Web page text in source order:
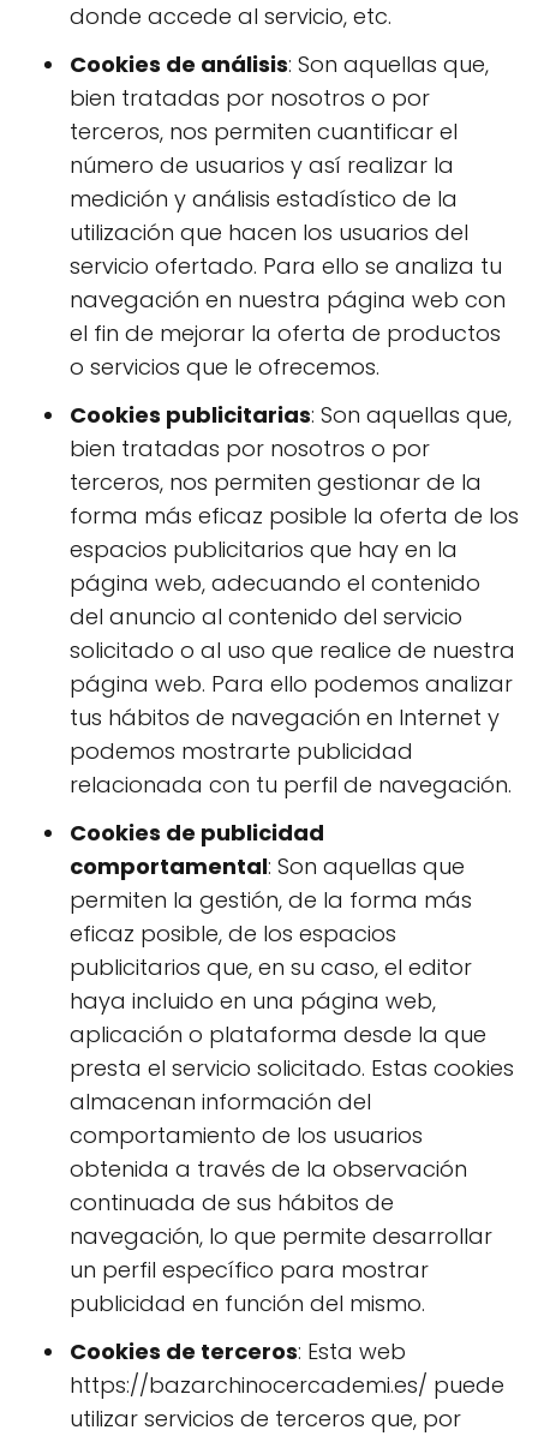
donde accede al servicio, etc.
Cookies de análisis: Son aquellas que,
bien tratadas por nosotros o por
terceros, nos permiten cuantificar el
número de usuarios y así realizar la
medición y análisis estadístico de la
utilización que hacen los usuarios del
servicio ofertado. Para ello se analiza tu
navegación en nuestra página web con
el fin de mejorar la oferta de productos
o servicios que le ofrecemos.
Cookies publicitarias: Son aquellas que,
bien tratadas por nosotros o por
terceros, nos permiten gestionar de la
forma más eficaz posible la oferta de los
espacios publicitarios que hay en la
página web, adecuando el contenido
del anuncio al contenido del servicio
solicitado o al uso que realice de nuestra
página web. Para ello podemos analizar
tus hábitos de navegación en Internet y
podemos mostrarte publicidad
relacionada con tu perfil de navegación.
Cookies de publicidad
comportamental: Son aquellas que
permiten la gestión, de la forma más
eficaz posible, de los espacios
publicitarios que, en su caso, el editor
haya incluido en una página web,
aplicación o plataforma desde la que
presta el servicio solicitado. Estas cookies
almacenan información del
comportamiento de los usuarios
obtenida a través de la observación
continuada de sus hábitos de
navegación, lo que permite desarrollar
un perfil específico para mostrar
publicidad en función del mismo.
Cookies de terceros: Esta web
https://bazarchinocercademi.es/ puede
utilizar servicios de terceros que, por